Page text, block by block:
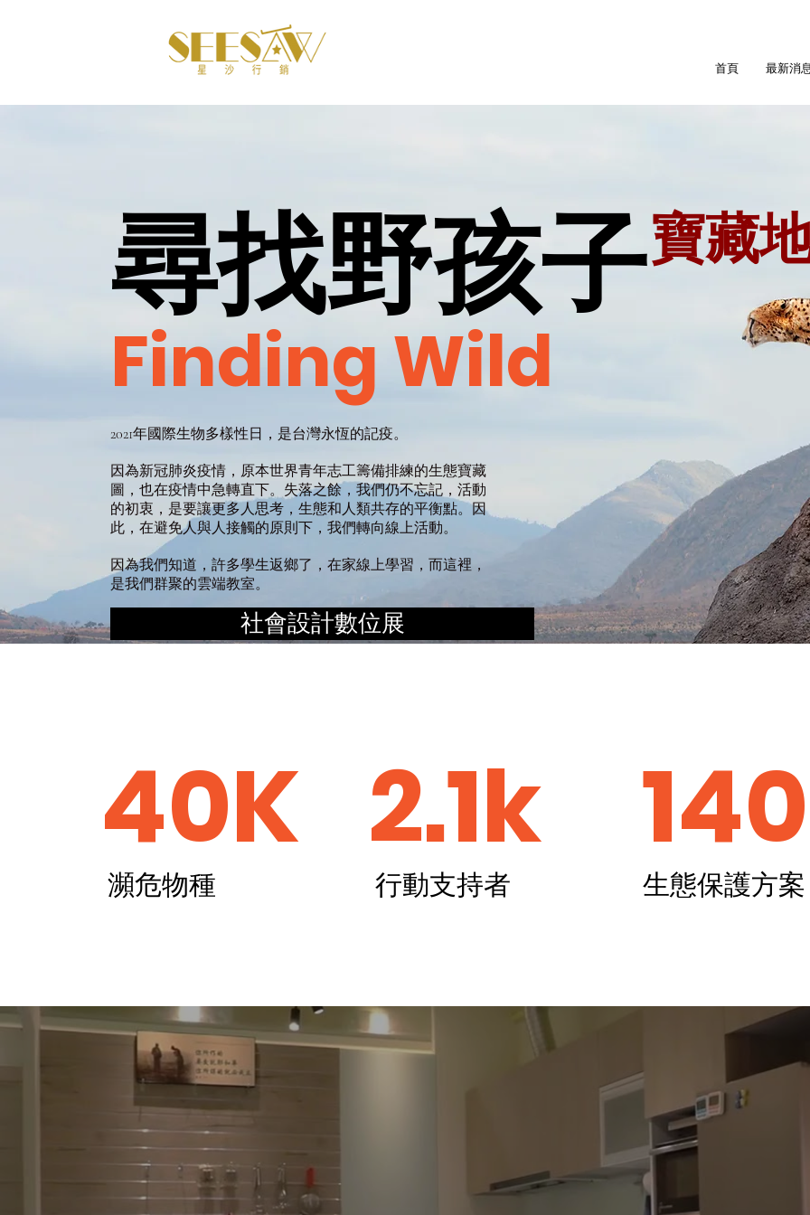
首頁 最新消
尋找野孩子
Finding Wild
寶藏
2021年國際生物多樣性日，是台灣永恆的記疫。
因為新冠肺炎疫情，原本世界青年志工籌備排練的生態寶藏
圖，也在疫情中急轉直下。失落之餘，我們仍不忘記，活動
的初衷，是要讓更多人思考，生態和人類共存的平衡點。因
此，在避免人與人接觸的原則下，我們轉向線上活動。
因為我們知道，許多學生返鄉了，在家線上學習，而這裡，
是我們群聚的雲端教室。
社會設計數位展
40K
瀕危物種
2.1k
行動支持者
140
生態保護方案